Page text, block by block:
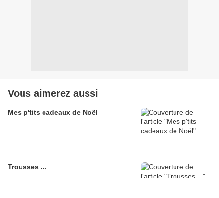
Vous aimerez aussi
Mes p'tits cadeaux de Noël
Trousses ...